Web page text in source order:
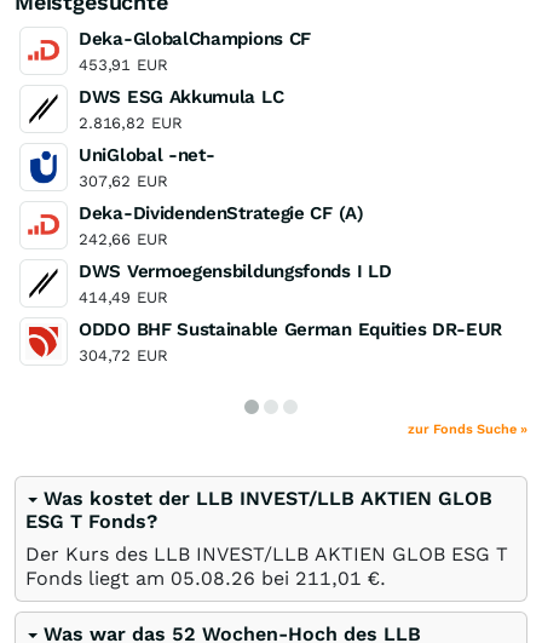
Deka-GlobalChampions CF
453,91 EUR
DWS ESG Akkumula LC
2.816,82 EUR
UniGlobal -net-
307,62 EUR
Deka-DividendenStrategie CF (A)
242,66 EUR
DWS Vermoegensbildungsfonds I LD
414,49 EUR
ODDO BHF Sustainable German Equities DR-EUR
304,72 EUR
zur Fonds Suche »
Was kostet der LLB INVEST/LLB AKTIEN GLOB
ESG T Fonds?
Der Kurs des LLB INVEST/LLB AKTIEN GLOB ESG T
Fonds liegt am 05.08.26 bei 211,01 €.
Was war das 52 Wochen-Hoch des LLB